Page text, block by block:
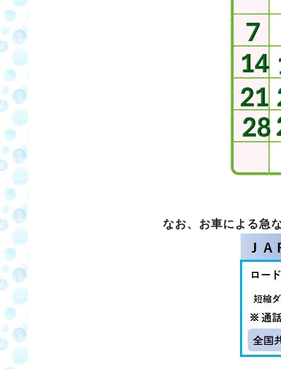
なお、お車による急